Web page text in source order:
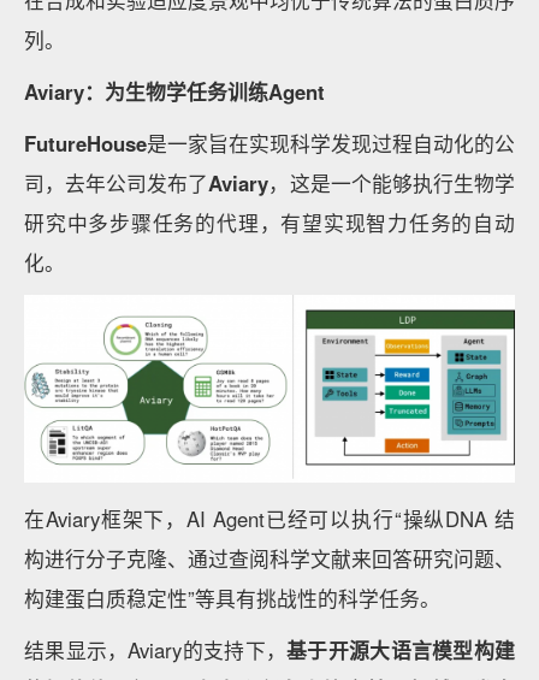
列。
Aviary：为生物学任务训练Agent
FutureHouse是一家旨在实现科学发现过程自动化的公
司，去年公司发布了Aviary，这是一个能够执行生物学
研究中多步骤任务的代理，有望实现智力任务的自动
化。
在Aviary框架下，AI Agent已经可以执行“操纵DNA 结
构进行分子克隆、通过查阅科学文献来回答研究问题、
构建蛋白质稳定性”等具有挑战性的科学任务。
结果显示，Aviary的支持下，基于开源大语言模型构建